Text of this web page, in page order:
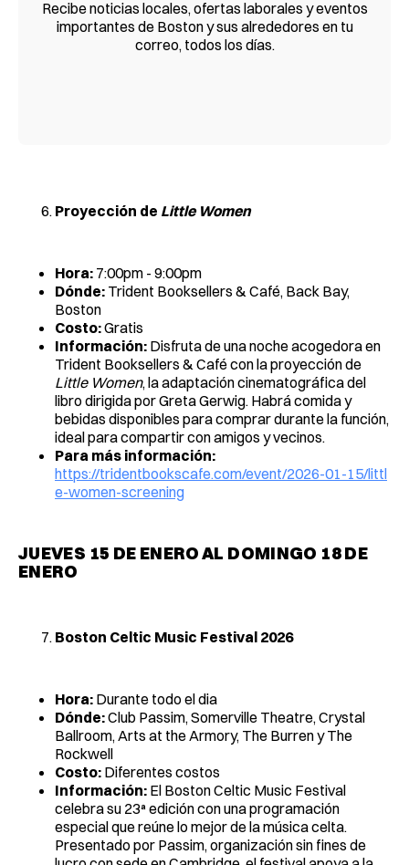
Recibe noticias locales, ofertas laborales y eventos
importantes de Boston y sus alrededores en tu
correo, todos los días.
Proyección de Little Women
Hora: 7:00pm - 9:00pm
Dónde: Trident Booksellers & Café, Back Bay,
Boston
Costo:Gratis
Información: Disfruta de una noche acogedora en
Trident Booksellers & Café con la proyección de
Little Women, la adaptación cinematográfica del
libro dirigida por Greta Gerwig. Habrá comida y
bebidas disponibles para comprar durante la función,
ideal para compartir con amigos y vecinos.
Para más información:
https://tridentbookscafe.com/event/2026-01-15/littl
e-women-screening
JUEVES 15 DE ENERO AL DOMINGO 18 DE
ENERO
Boston Celtic Music Festival 2026
Hora: Durante todo el dia
Dónde:Club Passim, Somerville Theatre, Crystal
Ballroom, Arts at the Armory, The Burren y The
Rockwell
Costo: Diferentes costos
Información: El Boston Celtic Music Festival
celebra su 23ª edición con una programación
especial que reúne lo mejor de la música celta.
Presentado por Passim, organización sin fines de